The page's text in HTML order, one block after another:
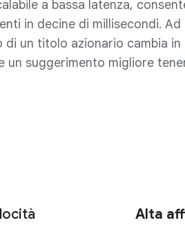
a bassa latenza,
in decine di millisecondi.
un titolo azionario cambia
un suggerimento migliore
Alta